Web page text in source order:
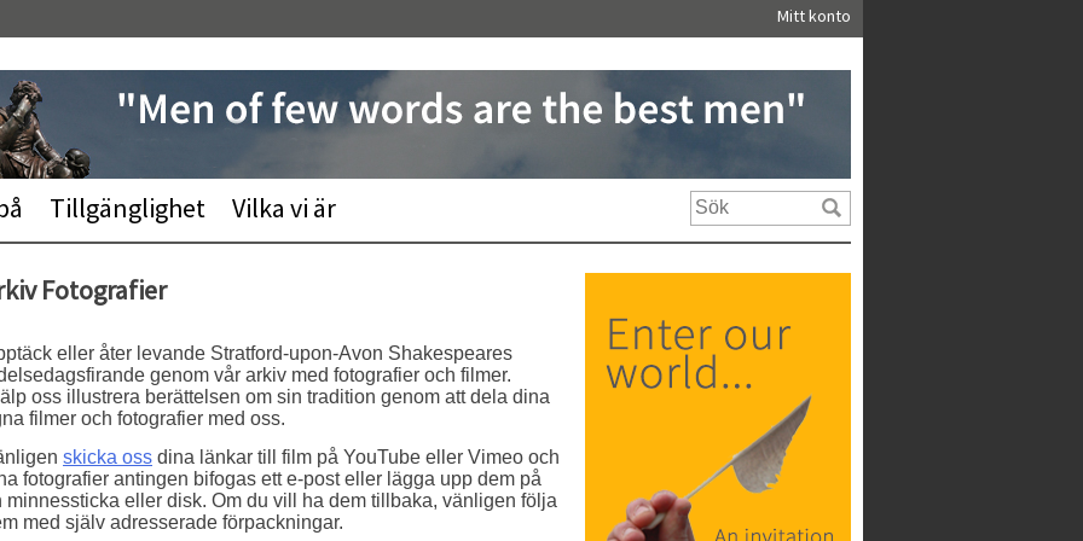
Mitt konto
Tillgänglighet Vilka vi är
Fotografier
eller åter levande Stratford-upon-Avon Shakespeares
genom vår arkiv med fotografier och filmer.
oss illustrera berättelsen om sin tradition genom att dela dina
filmer och fotografier med oss.
skicka oss dina länkar till film på YouTube eller Vimeo och
fotografier antingen bifogas ett e-post eller lägga upp dem på
minnessticka eller disk. Om du vill ha dem tillbaka, vänligen följa
med själv adresserade förpackningar.